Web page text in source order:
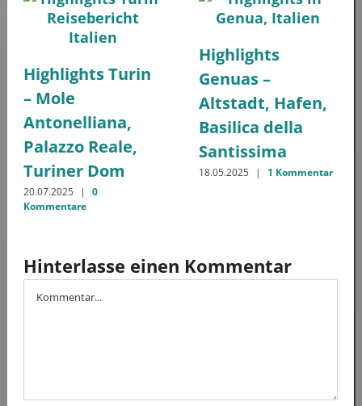
Highlights Turin
– Mole
Antonelliana,
Palazzo Reale,
Turiner Dom
20.07.2025 |
0
Kommentare
Highlights
Genuas –
Altstadt, Hafen,
Basilica della
Santissima
18.05.2025 | 1 Kommentar
Hinterlasse einen Kommentar
Kommentar